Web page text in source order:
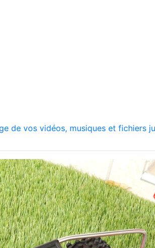
de vos vidéos, musiques et fichiers